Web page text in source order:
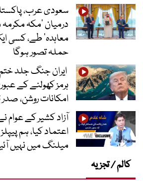
سعودی عرب،
درمیان ’مکہ
معاہدہ‘ طے، کسی
حملہ تصور ہوگا
ایران جنگ جلد
ہرمز کھولنے کے
امکانات روشن،
آزاد کشیر کے
اعتماد کیا، ہم
میلنگ میں نہیں
کالم / تجزیہ